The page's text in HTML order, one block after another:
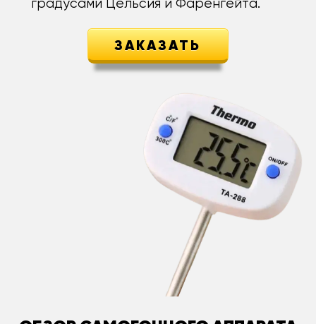
градусами Цельсия и Фаренгейта.
ЗАКАЗАТЬ